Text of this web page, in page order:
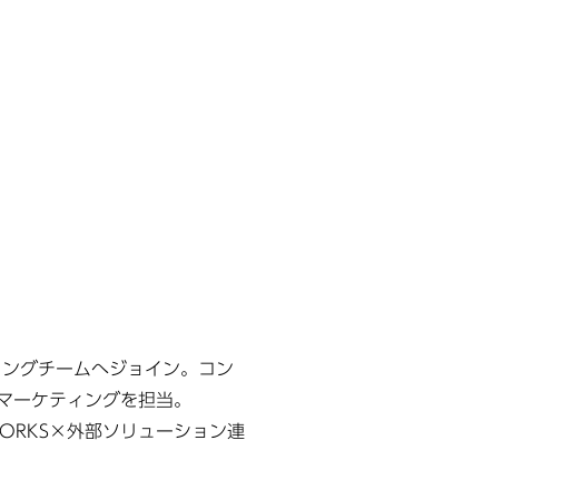
グチームへジョイン。コン
ケティングを担当。
外部ソリューション連